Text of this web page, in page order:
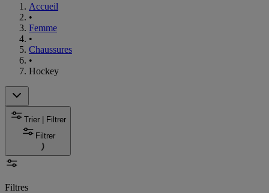
Accueil
•
Femme
•
Chaussures
•
Hockey
Trier | Filtrer
Filtrer
Filtres